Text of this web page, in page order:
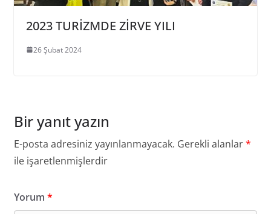
2023 TURİZMDE ZİRVE YILI
26 Şubat 2024
Bir yanıt yazın
E-posta adresiniz yayınlanmayacak. Gerekli alanlar*
ile işaretlenmişlerdir
Yorum *